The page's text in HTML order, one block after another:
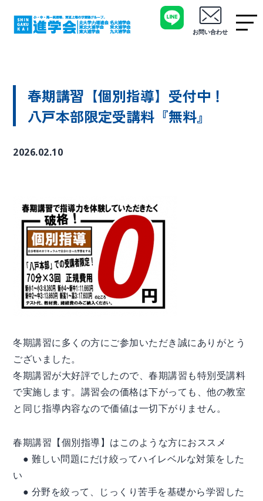
お問い合わせ
春期講習【個別指導】受付中！
八戸本部限定受講料『無料』
2026.02.10
冬期講習に多くの方にご参加いただき誠にありがとう
ございました。
冬期講習が大好評でしたので、春期講習も特別受講料
で実施します。講習会の価格は下がっても、他の教室
と同じ指導内容なので価値は一切下がりません。
春期講習【個別指導】はこのような方におススメ
● 難しい問題にだけ絞ってハイレベルな対策をした
い
● 分野を絞って、じっくり苦手を基礎から学習した